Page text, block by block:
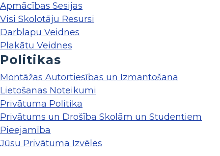
Apmācības Sesijas
Visi Skolotāju Resursi
Darblapu Veidnes
Plakātu Veidnes
Politikas
Montāžas Autortiesības un Izmantošana
Lietošanas Noteikumi
Privātuma Politika
Privātums un Drošība Skolām un Studentiem
Pieejamība
Jūsu Privātuma Izvēles